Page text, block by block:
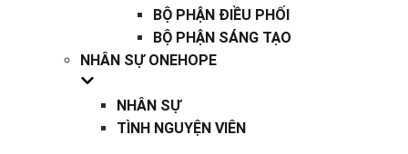
BỘ PHẬN ĐIỀU PHỐI
BỘ PHẬN SÁNG TẠO
NHÂN SỰ ONEHOPE
NHÂN SỰ
TÌNH NGUYỆN VIÊN